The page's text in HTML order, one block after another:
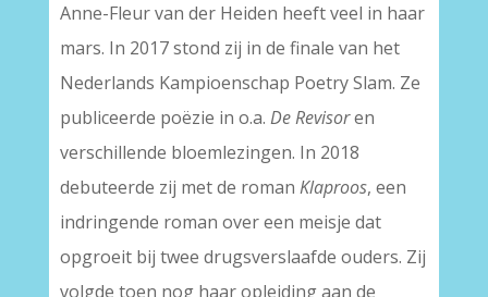
Anne-Fleur van der Heiden heeft veel in haar
mars. In 2017 stond zij in de finale van het
Nederlands Kampioenschap Poetry Slam. Ze
publiceerde poëzie in o.a. De Revisoren
verschillende bloemlezingen. In 2018
debuteerde zij met de roman Klaproos, een
indringende roman over een meisje dat
opgroeit bij twee drugsverslaafde ouders. Zij
volgde toen nog haar opleiding aan de